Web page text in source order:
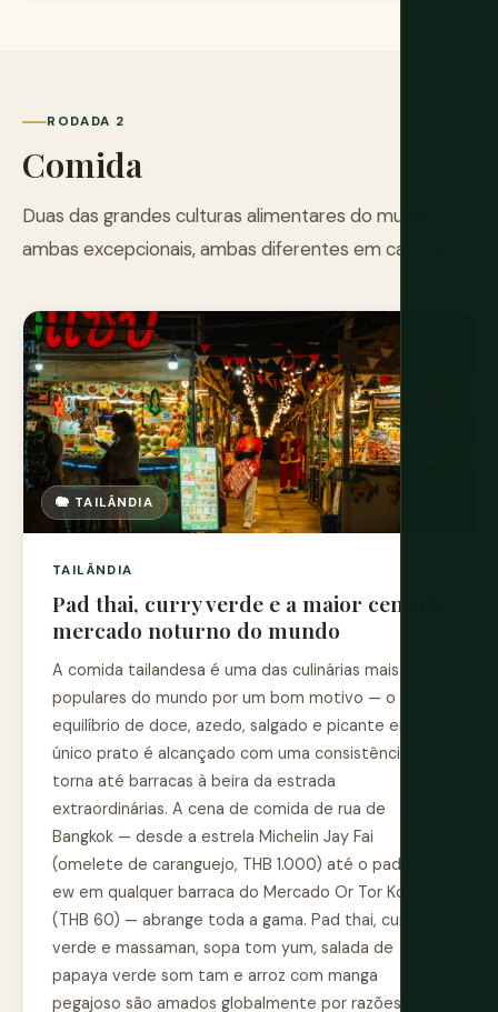
RODADA 2
Comida
Duas das grandes culturas alimentares do mundo —
ambas excepcionais, ambas diferentes em caráter.
🐘 TAILÂNDIA
TAILÂNDIA
Pad thai, curry verde e a maior cena de
mercado noturno do mundo
A comida tailandesa é uma das culinárias mais
populares do mundo por um bom motivo — o
equilíbrio de doce, azedo, salgado e picante em um
único prato é alcançado com uma consistência que
torna até barracas à beira da estrada
extraordinárias. A cena de comida de rua de
Bangkok — desde a estrela Michelin Jay Fai
(omelete de caranguejo, THB 1.000) até o pad see
ew em qualquer barraca do Mercado Or Tor Kor
(THB 60) — abrange toda a gama. Pad thai, curry
verde e massaman, sopa tom yum, salada de
papaya verde som tam e arroz com manga
pegajoso são amados globalmente por razões que